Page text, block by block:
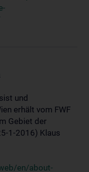
und
erhält vom FWF
Gebiet der
1-2016) Klaus
en/about-